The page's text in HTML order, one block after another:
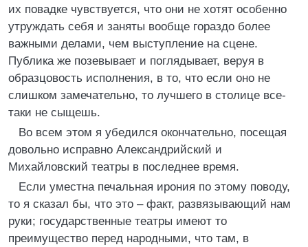
их повадке чувствуется, что они не хотят особенно
утруждать себя и заняты вообще гораздо более
важными делами, чем выступление на сцене.
Публика же позевывает и поглядывает, веруя в
образцовость исполнения, в то, что если оно не
слишком замечательно, то лучшего в столице все-
таки не сыщешь.
Во всем этом я убедился окончательно, посещая
довольно исправно Александрийский и
Михайловский театры в последнее время.
Если уместна печальная ирония по этому поводу,
то я сказал бы, что это – факт, развязывающий нам
руки; государственные театры имеют то
преимущество перед народными, что там, в